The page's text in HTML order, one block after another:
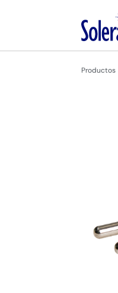
Productos